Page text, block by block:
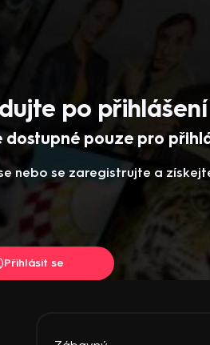
dostupné pouze pro
po přihlášení
nebo se zaregistrujte a
Přihlásit se